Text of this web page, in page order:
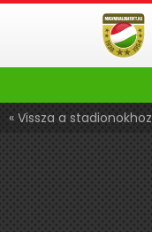
« Vissza a stadionokhoz